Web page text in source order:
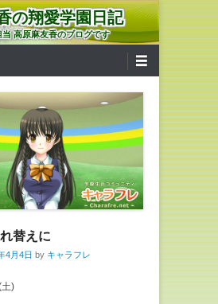
の翔愛学園日記
高原麻友香のブログです
替えに
4月4日 by キャラフレ
)